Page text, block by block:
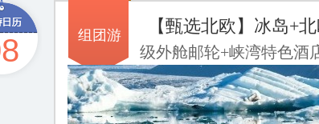
组团游 【甄选北欧】冰岛+
级外舱邮轮+峡湾特色酒